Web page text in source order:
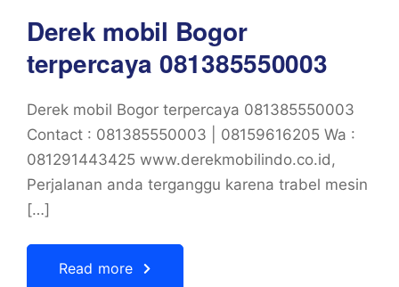
Derek mobil Bogor
terpercaya 081385550003
Derek mobil Bogor terpercaya 081385550003
Contact : 081385550003 | 08159616205 Wa :
081291443425 www.derekmobilindo.co.id,
Perjalanan anda terganggu karena trabel mesin
[…]
Read more